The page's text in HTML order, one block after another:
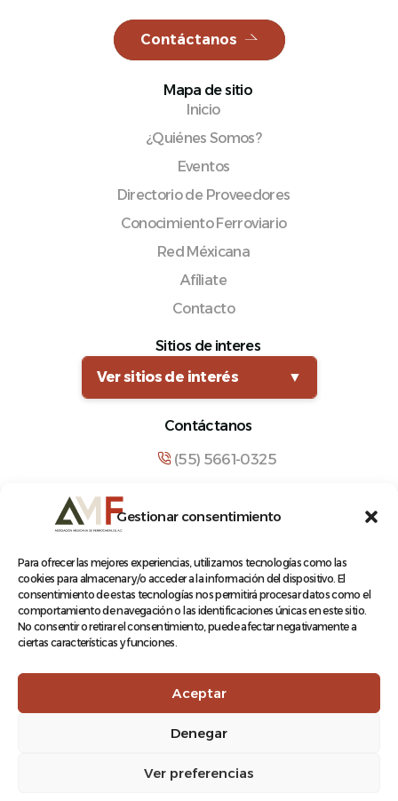
Gestionar consentimiento
Para ofrecer las mejores experiencias, utilizamos tecnologías como las
cookies para almacenar y/o acceder a la información del dispositivo. El
consentimiento de estas tecnologías nos permitirá procesar datos como el
comportamiento de navegación o las identificaciones únicas en este sitio.
No consentir o retirar el consentimiento, puede afectar negativamente a
ciertas características y funciones.
Aceptar
Denegar
Ver preferencias
Contáctanos
Mapa de sitio
Inicio
¿Quiénes Somos?
Eventos
Directorio de Proveedores
Conocimiento Ferroviario
Red Méxicana
Afíliate
Contacto
Sitios de interes
Ver sitios de interés
▼
Contáctanos
(55) 5661-0325
Manuel María Contreras 133, Cuauhtémoc,
Terminos y condiciones
Log In